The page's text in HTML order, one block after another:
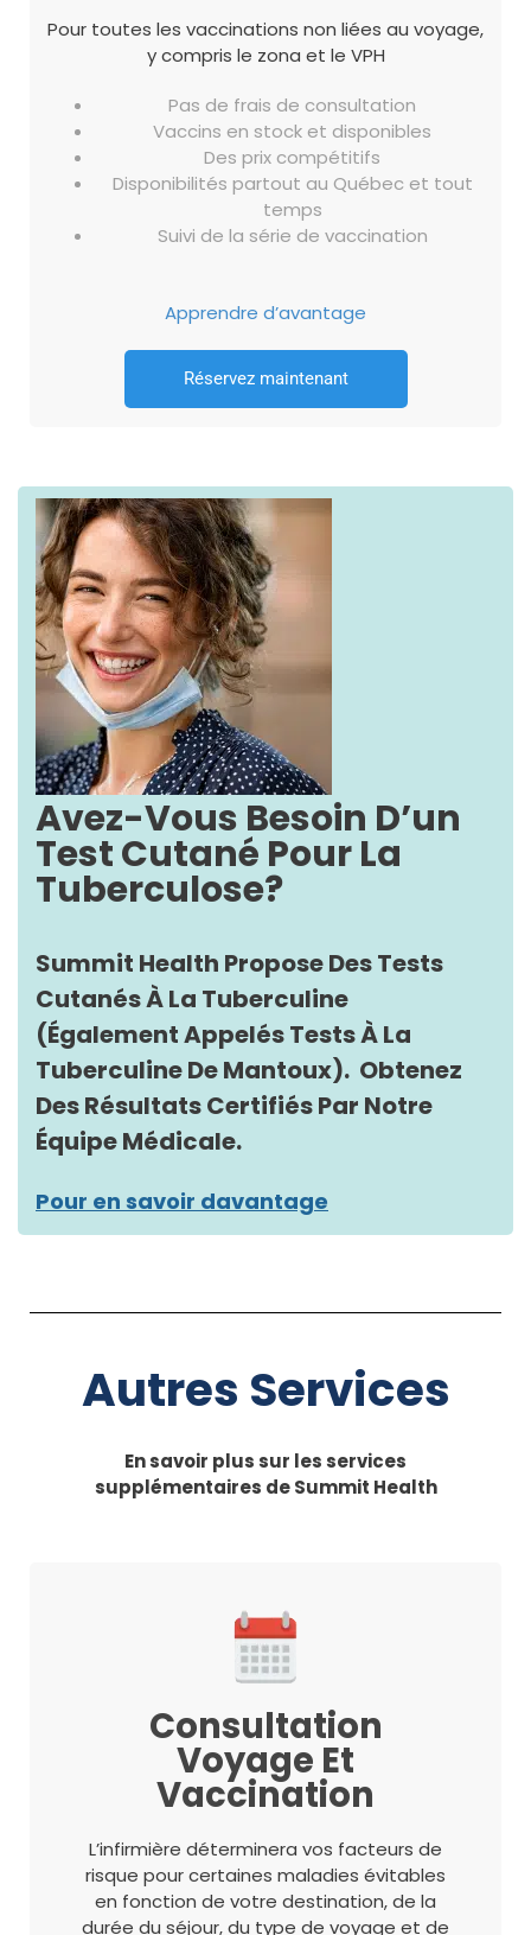
Pour toutes les vaccinations non liées au voyage,
y compris le zona et le VPH
Pas de frais de consultation
Vaccins en stock et disponibles
Des prix compétitifs
Disponibilités partout au Québec et tout
temps
Suivi de la série de vaccination
Apprendre d’avantage
Réservez maintenant
Avez-Vous Besoin D’un
Test Cutané Pour La
Tuberculose?
Summit Health Propose Des Tests
Cutanés À La Tuberculine
(également Appelés Tests À La
Tuberculine De Mantoux). Obtenez
Des Résultats Certifiés Par Notre
Équipe Médicale.
Pour en savoir davantage
Autres Services
En savoir plus sur les services
supplémentaires de Summit Health
Consultation
Voyage Et
Vaccination
L’infirmière déterminera vos facteurs de
risque pour certaines maladies évitables
en fonction de votre destination, de la
durée du séjour, du type de voyage et de